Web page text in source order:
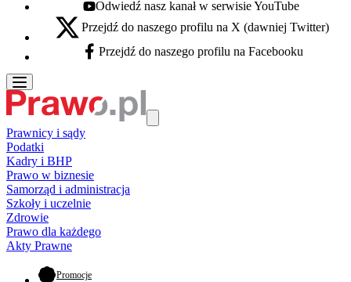
Youtube - otwiera się w nowej karcie
Odwiedź nasz kanał w serwisie YouTube
X - otwiera się w nowej karcie
Przejdź do naszego profilu na X (dawniej Twitter)
Facebook - otwiera się w nowej karcie
Przejdź do naszego profilu na Facebooku
Prawnicy i sądy
Podatki
Kadry i BHP
Prawo w biznesie
Samorząd i administracja
Szkoły i uczelnie
Zdrowie
Prawo dla każdego
Akty Prawne
Promocje- otwiera się w nowej karcie